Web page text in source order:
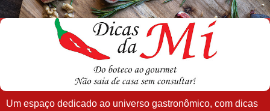
Um espaço dedicado ao universo gastronômico, com dicas